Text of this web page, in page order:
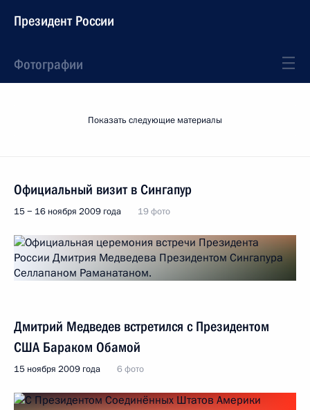
Президент России
Фотографии
Показать следующие материалы
Официальный визит в Сингапур
15 − 16 ноября 2009 года 19 фото
Дмитрий Медведев встретился с Президентом
США Бараком Обамой
15 ноября 2009 года 6 фото